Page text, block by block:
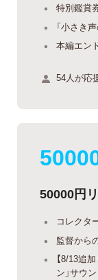
特別鑑賞
「小さき
本編エン
54人が応
50000円
コレクタ
監督から
【8/13追
ン」サウ